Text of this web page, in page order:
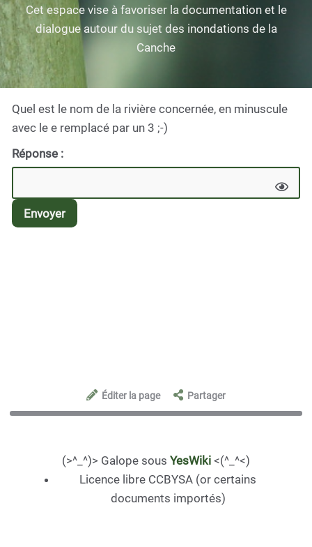
Cet espace vise à favoriser la documentation et le
dialogue autour du sujet des inondations de la
Canche
Quel est le nom de la rivière concernée, en minuscule
avec le e remplacé par un 3 ;-)
Réponse :
Envoyer
Éditer la page Partager
(>^_^)> Galope sous YesWiki <(^_^<)
Licence libre CCBYSA (or certains
documents importés)